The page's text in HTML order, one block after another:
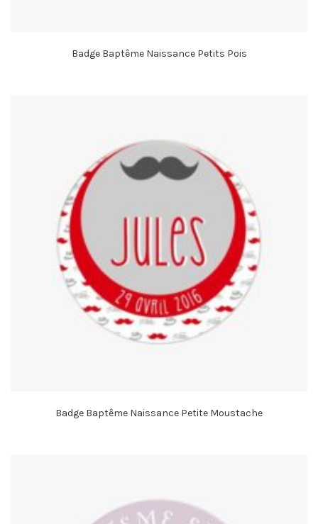
Badge Baptême Naissance Petits Pois
Badge Baptême Naissance Petite Moustache